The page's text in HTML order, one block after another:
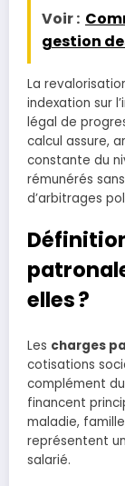
Voir :
gestion
La
indexation sur
légal de
calcul assure,
constante du
rémunérés
d’arbitrages
elles ?
Les charges
cotisations
complément
financent
maladie,
représentent
salarié.